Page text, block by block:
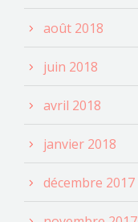
août 2018
juin 2018
avril 2018
janvier 2018
décembre 2017